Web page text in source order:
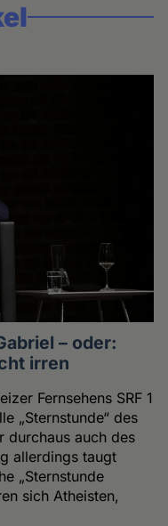
– oder:
irren
Fernsehens SRF 1
„Sternstunde“ des
durchaus auch des
allerdings taugt
„Sternstunde
sich Atheisten,